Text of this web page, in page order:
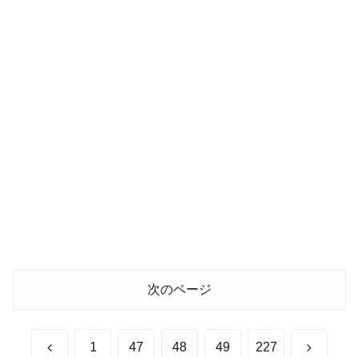
次のページ
前 1 47 48 49 227 次